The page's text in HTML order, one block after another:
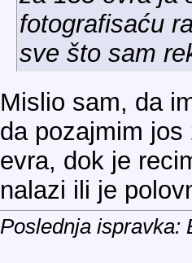
fotografisaću
sve što sam
Mislio sam, da
da pozajmim
evra, dok je
nalazi ili je
Poslednja ispravka: